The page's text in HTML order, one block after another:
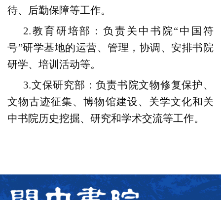
待、后勤保障等工作。
2.教育研培部：负责关中书院“中国符
号”研学基地的运营、管理，协调、安排书院
研学、培训活动等。
3.文保研究部：负责书院文物修复保护、
文物古迹征集、博物馆建设、关学文化和关
中书院历史挖掘、研究和学术交流等工作。